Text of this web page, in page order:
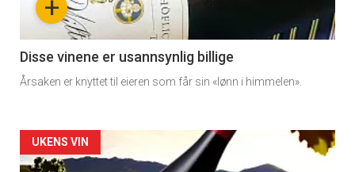
section
11
Dagens
rett
2
+
Disse vinene er usannsynlig billige
Årsaken er knyttet til eieren som får sin «lønn i himmelen».
Artikler
UKENS VIN